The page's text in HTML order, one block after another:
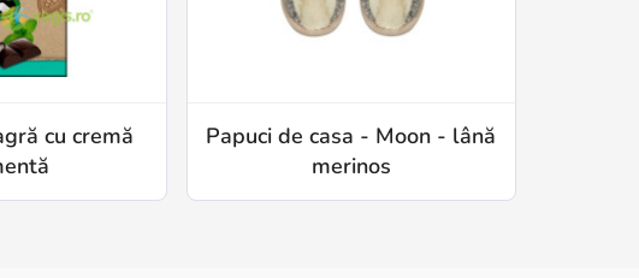
cu cremă
Papuci de casa - Moon - lână
merinos